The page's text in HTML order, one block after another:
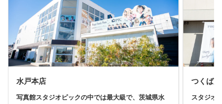
水戸本店
写真館スタジオピックの中では最大級で、茨城県水
つくば店
スタジオ